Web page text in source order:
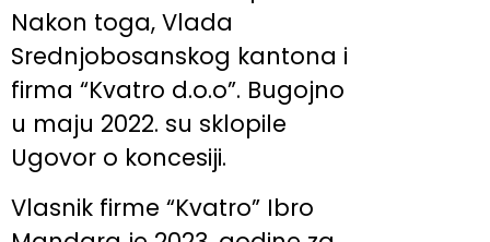
Nakon toga, Vlada
Srednjobosanskog kantona i
firma “Kvatro d.o.o”. Bugojno
u maju 2022. su sklopile
Ugovor o koncesiji.
Vlasnik firme “Kvatro” Ibro